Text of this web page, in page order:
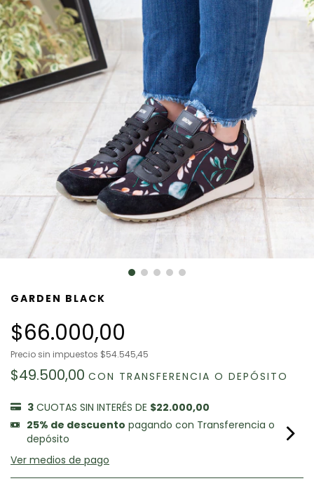
GARDEN BLACK
$66.000,00
Precio sin impuestos $54.545,45
$49.500,00 CON TRANSFERENCIA O DEPÓSITO
3 CUOTAS SIN INTERÉS DE $22.000,00
25% de descuento pagando con Transferencia o
depósito
Ver medios de pago